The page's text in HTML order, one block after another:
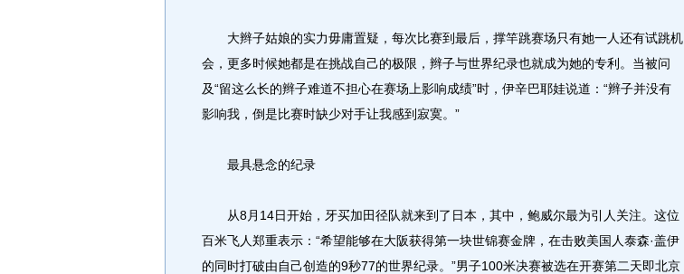
大辫子姑娘的实力毋庸置疑，每次比赛到最后，撑竿跳赛场只有她一人还有试跳机
会，更多时候她都是在挑战自己的极限，辫子与世界纪录也就成为她的专利。当被问
及“留这么长的辫子难道不担心在赛场上影响成绩”时，伊辛巴耶娃说道：“辫子并没有
影响我，倒是比赛时缺少对手让我感到寂寞。”
最具悬念的纪录
从8月14日开始，牙买加田径队就来到了日本，其中，鲍威尔最为引人关注。这位
百米飞人郑重表示：“希望能够在大阪获得第一块世锦赛金牌，在击败美国人泰森·盖伊
的同时打破由自己创造的9秒77的世界纪录。”男子100米决赛被选在开赛第二天即北京